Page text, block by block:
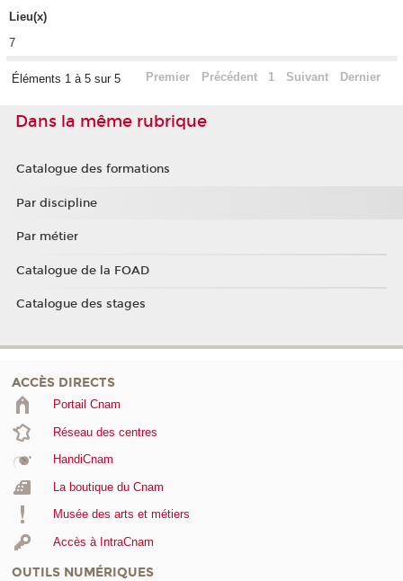
Lieu(x)
7
Éléments 1 à 5 sur 5 Premier Précédent 1 Suivant Dernier
Dans la même rubrique
Catalogue des formations
Par discipline
Par métier
Catalogue de la FOAD
Catalogue des stages
ACCÈS DIRECTS
Portail Cnam
Réseau des centres
HandiCnam
La boutique du Cnam
Musée des arts et métiers
Accès à IntraCnam
OUTILS NUMÉRIQUES